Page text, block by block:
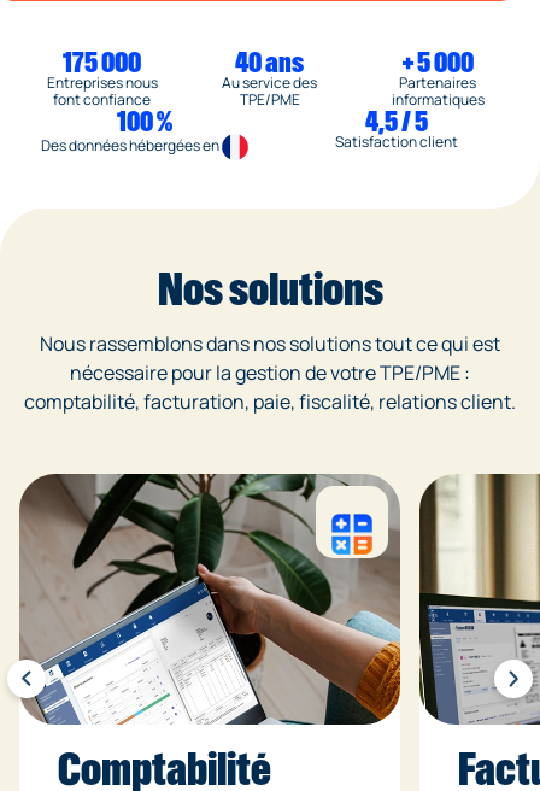
175 000
Entreprises nous
font confiance
40 ans
Au service des
TPE/PME
+ 5 000
Partenaires
informatiques
100 %
Des données hébergées en
4,5 / 5
Satisfaction client
Nos solutions
Nous rassemblons dans nos solutions tout ce qui est
nécessaire pour la gestion de votre TPE/PME :
comptabilité, facturation, paie, fiscalité, relations client.
Comptabilité